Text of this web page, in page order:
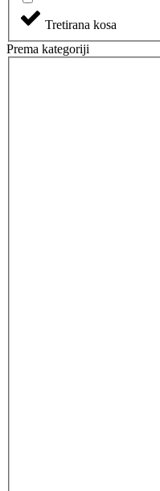
Tretirana kosa
Prema kategoriji